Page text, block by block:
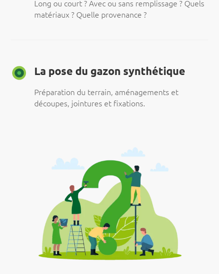
Long ou court ? Avec ou sans remplissage ? Quels
matériaux ? Quelle provenance ?
La pose du gazon synthétique
Préparation du terrain, aménagements et
découpes, jointures et fixations.